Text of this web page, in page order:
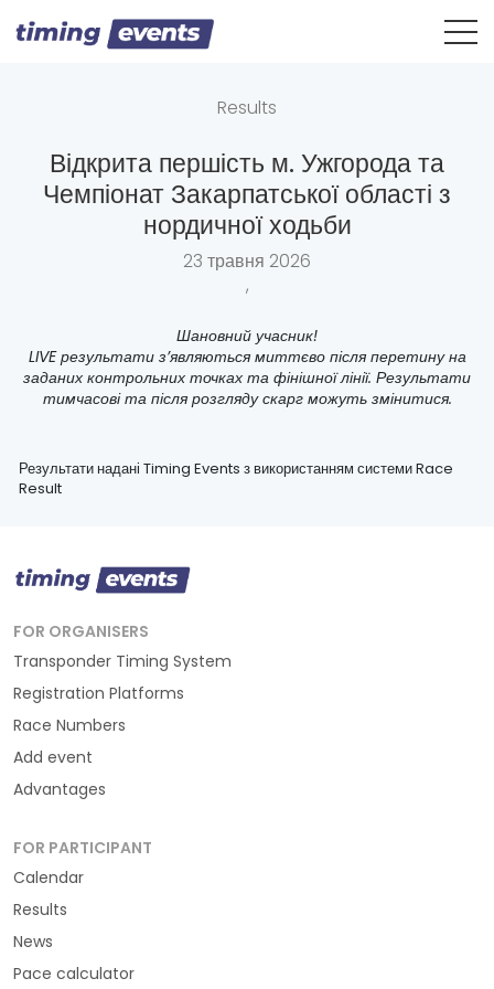
Results
Відкрита першість м. Ужгорода та
Чемпіонат Закарпатської області з
нордичної ходьби
23 травня 2026
,
Шановний учасник!
LIVE результати з’являються миттєво після перетину на
заданих контрольних точках та фінішної лінії. Результати
тимчасові та після розгляду скарг можуть змінитися.
Результати надані Timing Events з використанням системи Race
Result
FOR ORGANISERS
Transponder Timing System
Registration Platforms
Race Numbers
Add event
Advantages
FOR PARTICIPANT
Calendar
Results
News
Pace calculator